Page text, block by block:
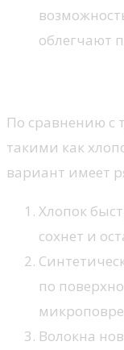
облегчают
По сравнению
такими как
вариант имеет
Хлопок
сохнет и
по
Волокна